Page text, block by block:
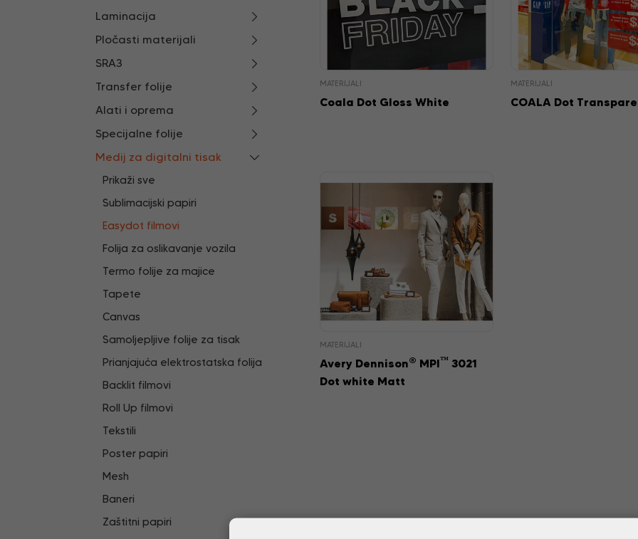
Laminacija
Pločasti materijali
SRA3
Transfer folije
Alati i oprema
Specijalne folije
Medij za digitalni tisak
Prikaži sve
Sublimacijski papiri
Easydot filmovi
Folija za oslikavanje vozila
Termo folije za majice
Tapete
Canvas
Samoljepljive folije za tisak
Prianjajuća elektrostatska folija
Backlit filmovi
Roll Up filmovi
Tekstili
Poster papiri
Mesh
Baneri
Zaštitni papiri
MATERIJALI
Coala Dot Gloss White
MATERIJALI
COALA Dot
MATERIJALI
Avery Dennison® MPI™3021
Dot white Matt